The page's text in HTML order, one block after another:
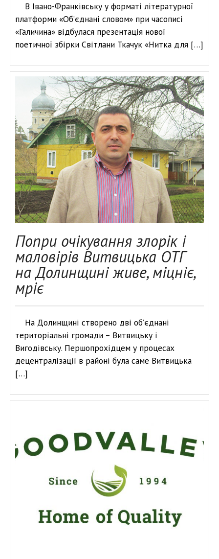
В Івано-Франківську у форматі літературної
платформи «Об’єднані словом» при часописі
«Галичина» відбулася презентація нової
поетичної збірки Світлани Ткачук «Нитка для […]
Попри очікування злорік і
маловірів Витвицька ОТГ
на Долинщині живе, міцніє,
мріє
На Долинщині створено дві об’єднані
територіальні громади – Витвицьку і
Вигодівську. Першопрохідцем у процесах
децентралізації в районі була саме Витвицька
[…]